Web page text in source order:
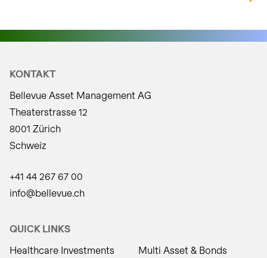
KONTAKT
Bellevue Asset Management AG
Theaterstrasse 12
8001 Zürich
Schweiz
+41 44 267 67 00
info@bellevue.ch
QUICK LINKS
Healthcare Investments
Multi Asset & Bonds